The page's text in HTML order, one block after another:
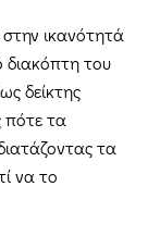
ικανότητά
διακόπτη του
δείκτης
πότε τα
τα
να το